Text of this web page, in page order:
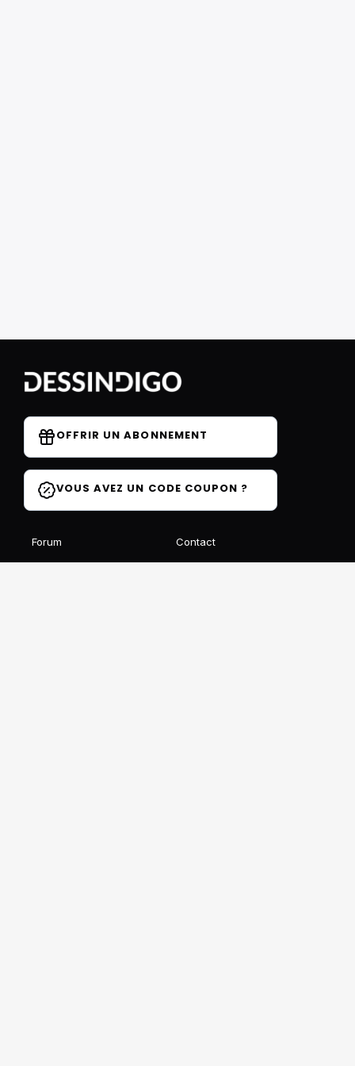
OFFRIR UN ABONNEMENT
VOUS AVEZ UN CODE COUPON ?
Forum Contact